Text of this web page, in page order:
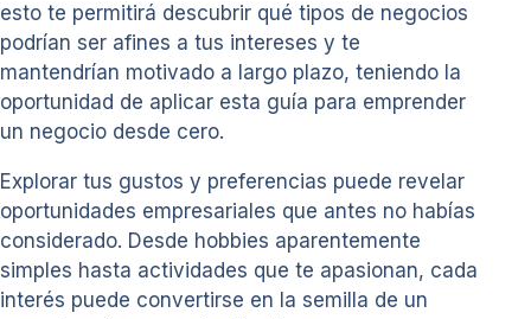
esto te permitirá descubrir qué tipos de negocios
podrían ser afines a tus intereses y te
mantendrían motivado a largo plazo, teniendo la
oportunidad de aplicar esta guía para emprender
un negocio desde cero.
Explorar tus gustos y preferencias puede revelar
oportunidades empresariales que antes no habías
considerado. Desde hobbies aparentemente
simples hasta actividades que te apasionan, cada
interés puede convertirse en la semilla de un